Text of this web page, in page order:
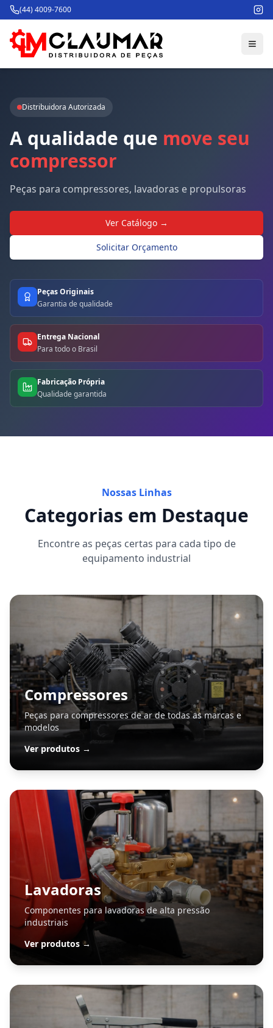
(44) 4009-7600
Distribuidora Autorizada
A qualidade que move seu
compressor
Peças para compressores, lavadoras e propulsoras
Ver Catálogo →
Solicitar Orçamento
Peças Originais
Garantia de qualidade
Entrega Nacional
Para todo o Brasil
Fabricação Própria
Qualidade garantida
Nossas Linhas
Categorias em Destaque
Encontre as peças certas para cada tipo de
equipamento industrial
Compressores
Peças para compressores de ar de todas as marcas e
modelos
Ver produtos →
Lavadoras
Componentes para lavadoras de alta pressão
industriais
Ver produtos →